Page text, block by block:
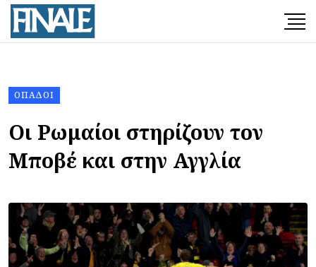
ΟΠΑΔΟΊ
Οι Ρωμαίοι στηρίζουν τον
Μποβέ και στην Αγγλία